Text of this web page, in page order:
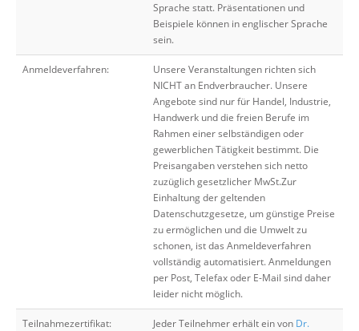
Sprache statt. Präsentationen und
Beispiele können in englischer Sprache
sein.
Anmeldeverfahren:
Unsere Veranstaltungen richten sich
NICHT an Endverbraucher. Unsere
Angebote sind nur für Handel, Industrie,
Handwerk und die freien Berufe im
Rahmen einer selbständigen oder
gewerblichen Tätigkeit bestimmt. Die
Preisangaben verstehen sich netto
zuzüglich gesetzlicher MwSt.Zur
Einhaltung der geltenden
Datenschutzgesetze, um günstige Preise
zu ermöglichen und die Umwelt zu
schonen, ist das Anmeldeverfahren
vollständig automatisiert. Anmeldungen
per Post, Telefax oder E-Mail sind daher
leider nicht möglich.
Teilnahmezertifikat: Jeder Teilnehmer erhält ein von Dr.